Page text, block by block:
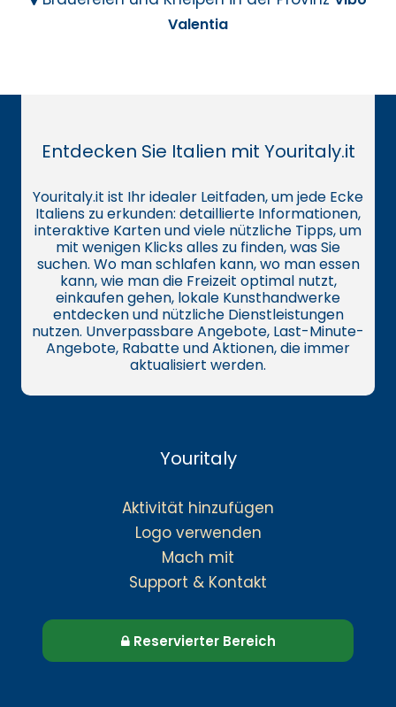
Valentia
Entdecken Sie Italien mit Youritaly.it
Youritaly.it ist Ihr idealer Leitfaden, um jede Ecke
Italiens zu erkunden: detaillierte Informationen,
interaktive Karten und viele nützliche Tipps, um
mit wenigen Klicks alles zu finden, was Sie
suchen. Wo man schlafen kann, wo man essen
kann, wie man die Freizeit optimal nutzt,
einkaufen gehen, lokale Kunsthandwerke
entdecken und nützliche Dienstleistungen
nutzen. Unverpassbare Angebote, Last-Minute-
Angebote, Rabatte und Aktionen, die immer
aktualisiert werden.
Youritaly
Aktivität hinzufügen
Logo verwenden
Mach mit
Support & Kontakt
Reservierter Bereich